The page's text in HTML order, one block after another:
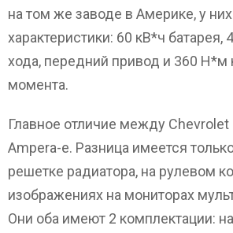
на том же заводе в Америке, у
характеристики: 60 кВ*ч батарея,
хода, передний привод и 360 Н*м
момента.
Главное отличие между Chevrolet
Ampera-e. Разница имеется
решетке радиатора, на рулевом
изображениях на мониторах
Они оба имеют 2 комплектации: